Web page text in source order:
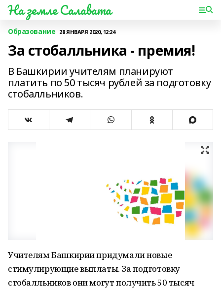
На земле Салавата
Образование 28 ЯНВАРЯ 2020, 12:24
За стобалльника - премия!
В Башкирии учителям планируют
платить по 50 тысяч рублей за подготовку
стобалльников.
Учителям Башкирии придумали новые
стимулирующие выплаты. За подготовку
стобалльников они могут получить 50 тысяч